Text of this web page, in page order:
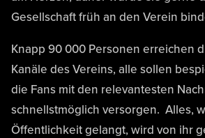
Gesellschaft früh an den Verein
Knapp 90 000 Personen erreichen
Kanäle des Vereins, alle sollen
die Fans mit den relevantesten
schnellstmöglich versorgen. Alles,
Öffentlichkeit gelangt, wird von ihr